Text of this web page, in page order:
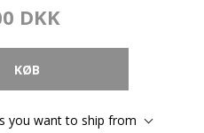
DKK
you want to ship from